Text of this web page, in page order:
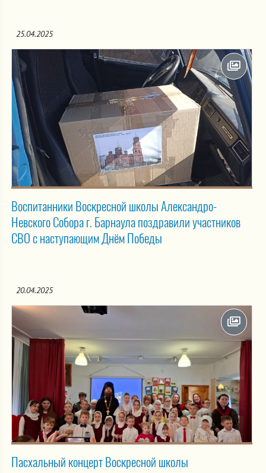
25.04.2025
Воспитанники Воскресной школы Александро-
Невского Собора г. Барнаула поздравили участников
СВО с наступающим Днём Победы
20.04.2025
Пасхальный концерт Воскресной школы